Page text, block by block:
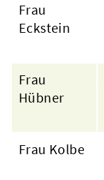
Frau
Eckstein
Frau
Hübner
Frau Kolbe